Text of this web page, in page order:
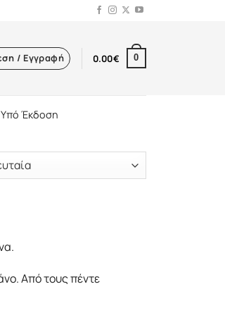
/ Εγγραφή 0.00€ 0
Υπό Έκδοση
Από τους πέντε